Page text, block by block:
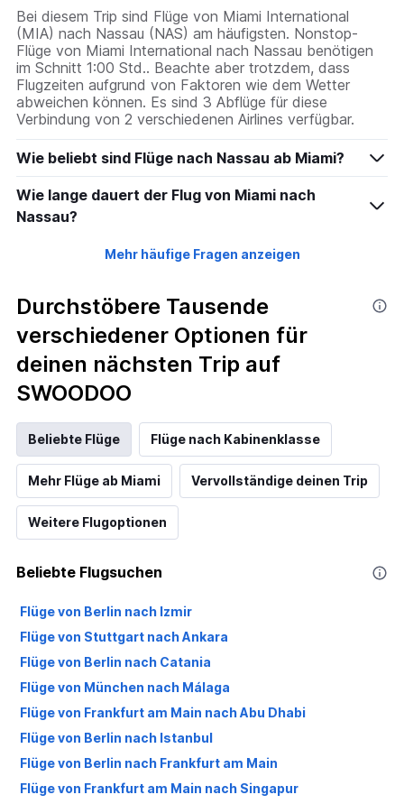
Bei diesem Trip sind Flüge von Miami International
(MIA) nach Nassau (NAS) am häufigsten. Nonstop-
Flüge von Miami International nach Nassau benötigen
im Schnitt 1:00 Std.. Beachte aber trotzdem, dass
Flugzeiten aufgrund von Faktoren wie dem Wetter
abweichen können. Es sind 3 Abflüge für diese
Verbindung von 2 verschiedenen Airlines verfügbar.
Wie beliebt sind Flüge nach Nassau ab Miami?
Wie lange dauert der Flug von Miami nach
Nassau?
Mehr häufige Fragen anzeigen
Durchstöbere Tausende
verschiedener Optionen für
deinen nächsten Trip auf
SWOODOO
Beliebte Flüge Flüge nach Kabinenklasse
Mehr Flüge ab Miami Vervollständige deinen Trip
Weitere Flugoptionen
Beliebte Flugsuchen
Flüge von Berlin nach Izmir
Flüge von Stuttgart nach Ankara
Flüge von Berlin nach Catania
Flüge von München nach Málaga
Flüge von Frankfurt am Main nach Abu Dhabi
Flüge von Berlin nach Istanbul
Flüge von Berlin nach Frankfurt am Main
Flüge von Frankfurt am Main nach Singapur